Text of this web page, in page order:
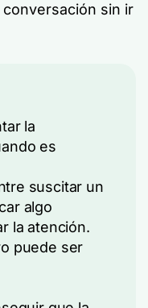
sin ir
la
es
suscitar un
algo
la atención.
puede ser